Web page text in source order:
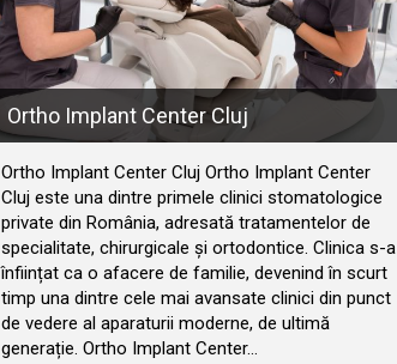
Ortho Implant Center Cluj
Ortho Implant Center Cluj Ortho Implant Center
Cluj este una dintre primele clinici stomatologice
private din România, adresată tratamentelor de
specialitate, chirurgicale și ortodontice. Clinica s-a
înființat ca o afacere de familie, devenind în scurt
timp una dintre cele mai avansate clinici din punct
de vedere al aparaturii moderne, de ultimă
generație. Ortho Implant Center…